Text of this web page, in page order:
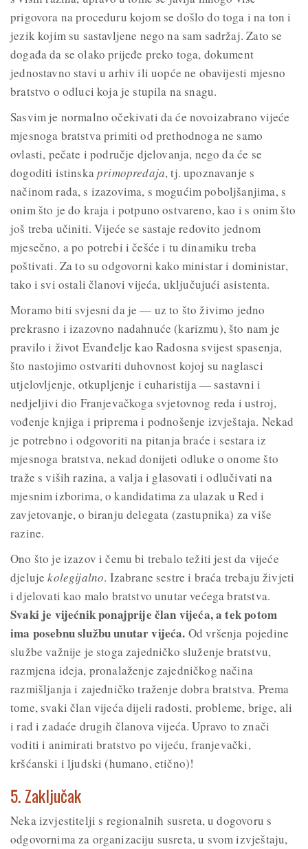
prigovora na proceduru kojom se došlo do toga i na ton i
jezik kojim su sastavljene nego na sam sadržaj. Zato se
događa da se olako prijeđe preko toga, dokument
jednostavno stavi u arhiv ili uopće ne obavijesti mjesno
bratstvo o odluci koja je stupila na snagu.
Sasvim je normalno očekivati da će novoizabrano vijeće
mjesnoga bratstva primiti od prethodnoga ne samo
ovlasti, pečate i područje djelovanja, nego da će se
dogoditi istinskaprimopredaja, tj. upoznavanje s
načinom rada, s izazovima, s mogućim poboljšanjima, s
onim što je do kraja i potpuno ostvareno, kao i s onim što
još treba učiniti. Vijeće se sastaje redovito jednom
mjesečno, a po potrebi i češće i tu dinamiku treba
poštivati. Za to su odgovorni kako ministar i doministar,
tako i svi ostali članovi vijeća, uključujući asistenta.
Moramo biti svjesni da je — uz to što živimo jedno
prekrasno i izazovno nadahnuće (karizmu), što nam je
pravilo i život Evanđelje kao Radosna svijest spasenja,
što nastojimo ostvariti duhovnost kojoj su naglasci
utjelovljenje, otkupljenje i euharistija — sastavni i
nedjeljivi dio Franjevačkoga svjetovnog reda i ustroj,
vođenje knjiga i priprema i podnošenje izvještaja. Nekad
je potrebno i odgovoriti na pitanja braće i sestara iz
mjesnoga bratstva, nekad donijeti odluke o onome što
traže s viših razina, a valja i glasovati i odlučivati na
mjesnim izborima, o kandidatima za ulazak u Red i
zavjetovanje, o biranju delegata (zastupnika) za više
razine.
Ono što je izazov i čemu bi trebalo težiti jest da vijeće
djelujekolegijalno. Izabrane sestre i braća trebaju živjeti
i djelovati kao malo bratstvo unutar većega bratstva.
Svaki je vijećnik ponajprije član vijeća, a tek potom
ima posebnu službu unutar vijeća. Od vršenja pojedine
službe važnije je stoga zajedničko služenje bratstvu,
razmjena ideja, pronalaženje zajedničkog načina
razmišljanja i zajedničko traženje dobra bratstva. Prema
tome, svaki član vijeća dijeli radosti, probleme, brige, ali
i rad i zadaće drugih članova vijeća. Upravo to znači
voditi i animirati bratstvo po vijeću, franjevački,
kršćanski i ljudski (humano, etično)!
5. Zaključak
Neka izvjestitelji s regionalnih susreta, u dogovoru s
odgovornima za organizaciju susreta, u svom izvještaju,